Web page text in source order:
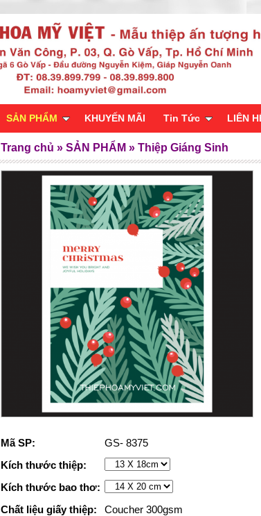
Mã SP:
GS- 8375
Kích thước thiệp:
Kích thước bao thơ:
Chất liệu giấy thiệp:
Coucher 300gsm
Trang chủ »SẢN PHẨM »Thiệp Giáng Sinh
SẢN PHẨM KHUYẾN MÃI Tin Tức LIÊN